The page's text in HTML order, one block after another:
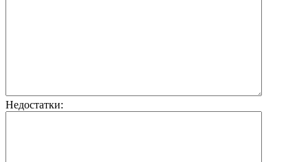
Недостатки: